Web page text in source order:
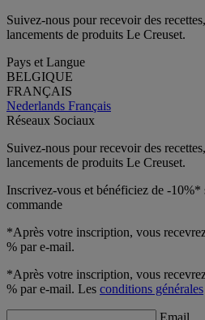
Suivez-nous pour recevoir des
lancements de produits Le Creuset.
Pays et Langue
BELGIQUE
FRANÇAIS
Nederlands Français
Réseaux Sociaux
Suivez-nous pour recevoir des
lancements de produits Le Creuset.
Inscrivez-vous et bénéficiez de -10%*
commande
*Après votre inscription, vous
% par e-mail.
*Après votre inscription, vous
% par e-mail. Les conditions générales
Email